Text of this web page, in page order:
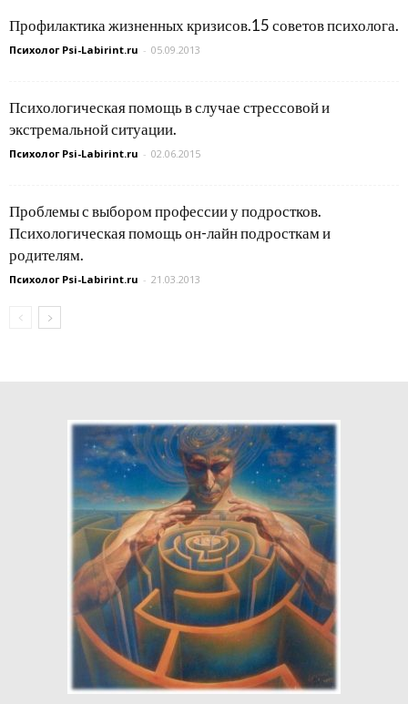
Профилактика жизненных кризисов.15 советов психолога.
Психолог Psi-Labirint.ru - 05.09.2013
Психологическая помощь в случае стрессовой и
экстремальной ситуации.
Психолог Psi-Labirint.ru - 02.06.2015
Проблемы с выбором профессии у подростков.
Психологическая помощь он-лайн подросткам и
родителям.
Психолог Psi-Labirint.ru - 21.03.2013